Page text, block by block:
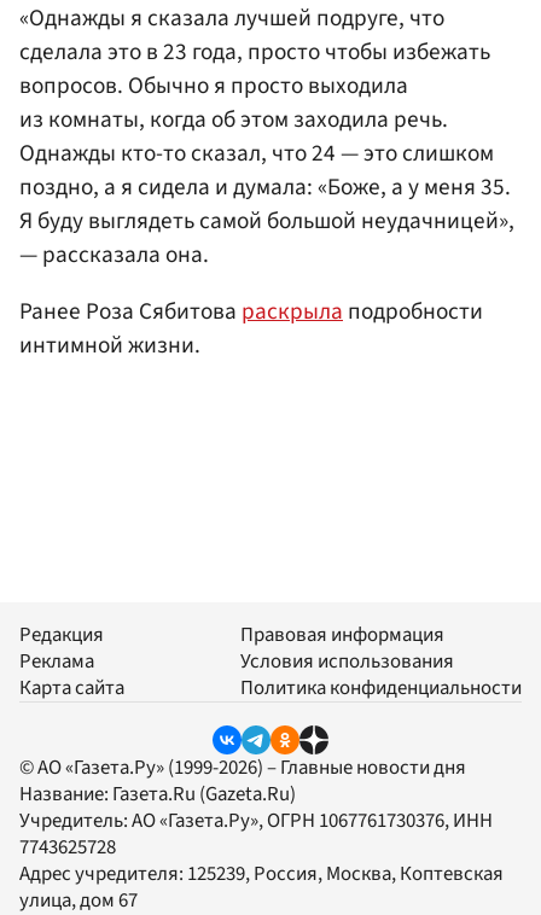
«Однажды я сказала лучшей подруге, что
сделала это в 23 года, просто чтобы избежать
вопросов. Обычно я просто выходила
из комнаты, когда об этом заходила речь.
Однажды кто-то сказал, что 24 — это слишком
поздно, а я сидела и думала: «Боже, а у меня 35.
Я буду выглядеть самой большой неудачницей»,
— рассказала она.
Ранее Роза Сябитова раскрылаподробности
интимной жизни.
Редакция
Реклама
Карта сайта
Правовая информация
Условия использования
Политика конфиденциальности
© АО «Газета.Ру» (1999-2026) – Главные новости дня
Название: Газета.Ru (Gazeta.Ru)
Учредитель:АО «Газета.Ру», ОГРН 1067761730376, ИНН
7743625728
Адрес учредителя: 125239, Россия, Москва, Коптевская
улица, дом 67